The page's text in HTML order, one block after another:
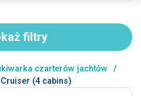
filtry
czarterów jachtów
/
(4 cabins)